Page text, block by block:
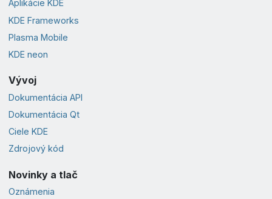
Aplikácie KDE
KDE Frameworks
Plasma Mobile
KDE neon
Vývoj
Dokumentácia API
Dokumentácia Qt
Ciele KDE
Zdrojový kód
Novinky a tlač
Oznámenia